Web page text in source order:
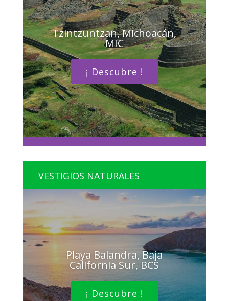
Tzintzuntzan, Michoacán,
MIC
¡ Descubre !
VESTIGIOS NATURALES
Playa Balandra, Baja
California Sur, BCS
¡ Descubre !